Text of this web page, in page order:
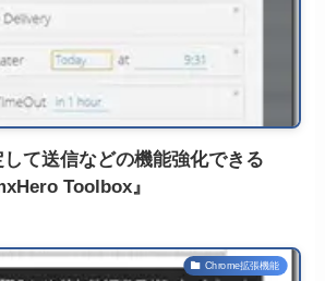
て送信などの機能強化できる
Toolbox』
Chrome拡張機能